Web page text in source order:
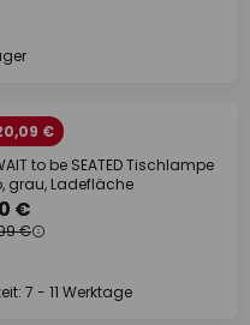
€
to be SEATED Tischlampe
grau, Ladefläche
€
€
7 - 11 Werktage